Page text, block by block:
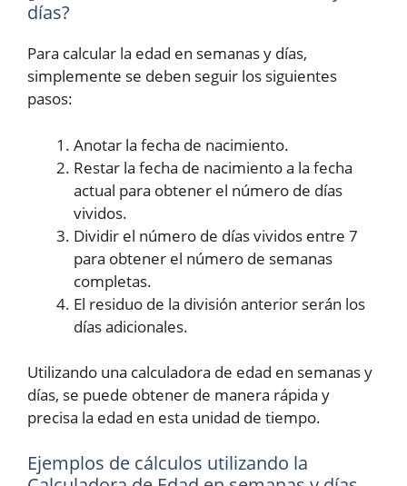
días?
Para calcular la edad en semanas y días,
simplemente se deben seguir los siguientes
pasos:
Anotar la fecha de nacimiento.
Restar la fecha de nacimiento a la fecha
actual para obtener el número de días
vividos.
Dividir el número de días vividos entre 7
para obtener el número de semanas
completas.
El residuo de la división anterior serán los
días adicionales.
Utilizando una calculadora de edad en semanas y
días, se puede obtener de manera rápida y
precisa la edad en esta unidad de tiempo.
Ejemplos de cálculos utilizando la